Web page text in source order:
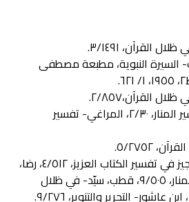
القرآن، ٣/١٤٩١.
السيرة النبوية، مطبعة مصطفى
القرآن،٢/٨٥٧.
رضا، محمّد رشيد، تفسير المنار، ٢/٣٠، المراغي- تفسير
٥/٢٧٥٢.
ابن عطية- المحرر الوجيز في تفسير الكتاب العزيز، ٤/٥١٢، رضا،
محمد رشيد- تفسير المنار، ٩/٥٠٥، قطب، سيّد- في ظلال